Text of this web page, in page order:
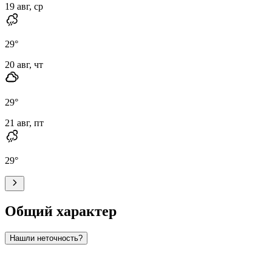
19 авг, ср
29°
20 авг, чт
29°
21 авг, пт
29°
Общий характер
Нашли неточность?